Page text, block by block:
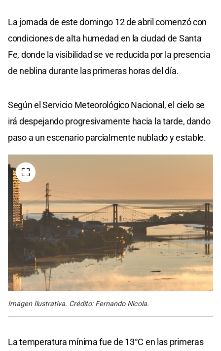
La jornada de este domingo 12 de abril comenzó con
condiciones de alta humedad en la ciudad de Santa
Fe, donde la visibilidad se ve reducida por la presencia
de neblina durante las primeras horas del día.
Según el Servicio Meteorológico Nacional, el cielo se
irá despejando progresivamente hacia la tarde, dando
paso a un escenario parcialmente nublado y estable.
Imagen Ilustrativa. Crédito: Fernando Nicola.
La temperatura mínima fue de 13°C en las primeras